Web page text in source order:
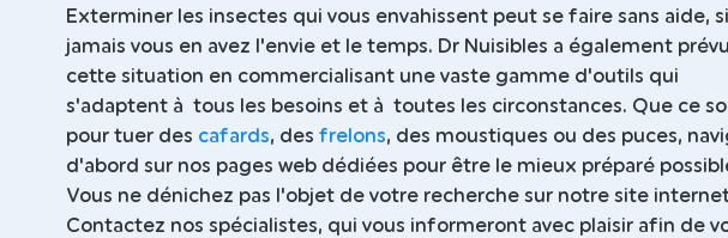
Exterminer les insectes qui vous envahissent peut se faire sans aide, si
jamais vous en avez l'envie et le temps. Dr Nuisibles a également prévu
cette situation en commercialisant une vaste gamme d'outils qui
s'adaptent à tous les besoins et à toutes les circonstances. Que ce
pour tuer des cafards, des frelons, des moustiques ou des puces,
d'abord sur nos pages web dédiées pour être le mieux préparé
Vous ne dénichez pas l'objet de votre recherche sur notre site
Contactez nos spécialistes, qui vous informeront avec plaisir afin de